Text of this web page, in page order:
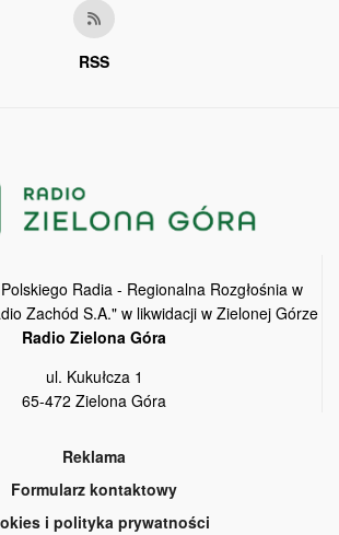
RSS
Radia - Regionalna Rozgłośnia w
Zachód S.A." w likwidacji w Zielonej Górze
Radio Zielona Góra
ul. Kukułcza 1
65-472 Zielona Góra
Reklama
Formularz kontaktowy
i polityka prywatności